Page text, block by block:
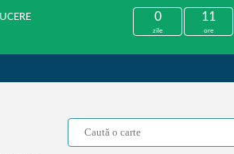
0
zile
11
ore